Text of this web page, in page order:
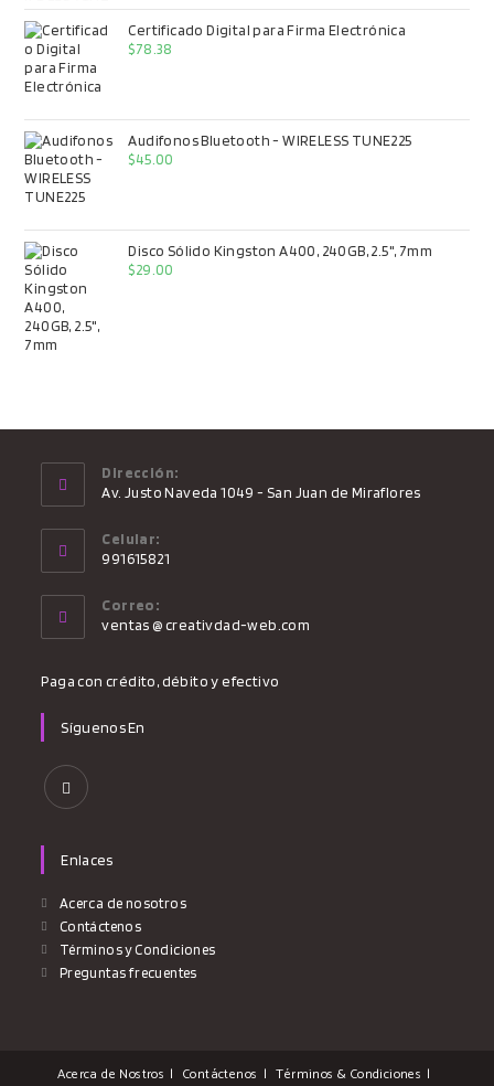
Certificado Digital para Firma Electrónica
$78.38
Audifonos Bluetooth - WIRELESS TUNE225
$45.00
Disco Sólido Kingston A400, 240GB, 2.5", 7mm
$29.00
Dirección:
Av. Justo Naveda 1049 - San Juan de Miraflores
Celular:
991615821
abre
Correo:
ventas @ creativdad-web.com
Paga con crédito, débito y efectivo
Síguenos En
en
una
nueva
Enlaces
Acerca de nosotros
Contáctenos
Términos y Condiciones
Preguntas frecuentes
Acerca de Nostros Contáctenos Términos & Condiciones